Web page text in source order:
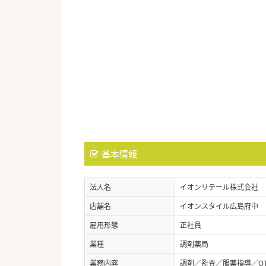
基本情報
法人名
イオンリテール株式会社
店舗名
イオンスタイル広島府中
雇用形態
正社員
業種
調剤薬局
業務内容
調剤／監査／服薬指導／